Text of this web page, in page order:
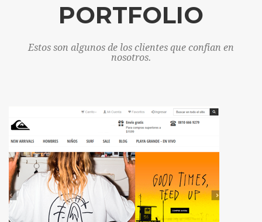
PORTFOLIO
Estos son algunos de los clientes que confian en
nosotros.